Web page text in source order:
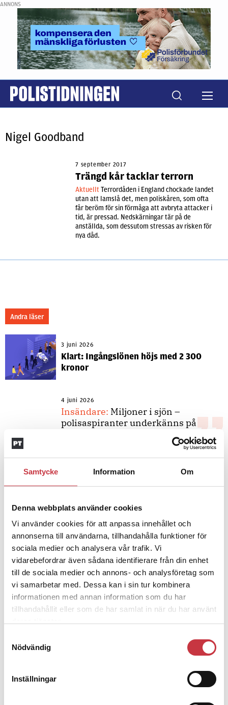
Samtycke Information Om
Denna webbplats använder cookies
Vi använder cookies för att anpassa innehållet och
annonserna till användarna, tillhandahålla funktioner för
sociala medier och analysera vår trafik. Vi
vidarebefordrar även sådana identifierare från din enhet
till de sociala medier och annons- och analysföretag som
vi samarbetar med. Dessa kan i sin tur kombinera
informationen med annan information som du har
tillhandahållit eller som de har samlat in när du har använt
Nödvändig
Inställningar
ANNONS
Nigel Goodband
7 september 2017
Trängd kår tacklar terrorn
Aktuellt Terrordåden i England chockade landet
utan att lamslå det, men poliskåren, som ofta
får beröm för sin förmåga att avbryta attacker i
tid, är pressad. Nedskärningar tär på de
anställda, som dessutom stressas av risken för
nya dåd.
Andra läser
3 juni 2026
Klart: Ingångslönen höjs med 2 300
kronor
4 juni 2026
Insändare: Miljoner i sjön –
polisaspiranter underkänns på
Jens Mårtensson:Snart 20 år i tjänst
4 juni 2026
Polisregionen erkänner fel: ”Kommer
att rättas till”